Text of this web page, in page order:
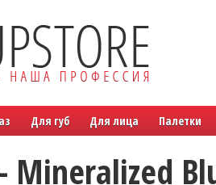
Для губ Для лица Палетки
Mineralized